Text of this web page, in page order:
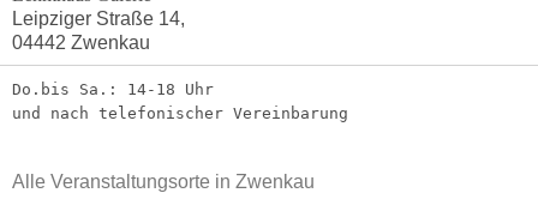
Leipziger Straße 14,
04442 Zwenkau
Do.bis Sa.: 14-18 Uhr
und nach telefonischer Vereinbarung
Alle Veranstaltungsorte in Zwenkau